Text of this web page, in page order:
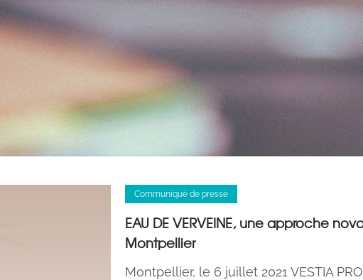
Communiqué de presse
EAU DE VERVEINE, une approche
Montpellier
Montpellier, le 6 juillet 2021 VESTIA